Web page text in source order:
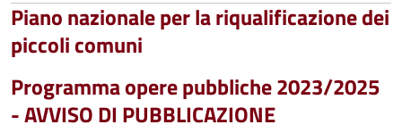
Piano nazionale per la riqualificazione dei
piccoli comuni
Programma opere pubbliche 2023/2025
- AVVISO DI PUBBLICAZIONE